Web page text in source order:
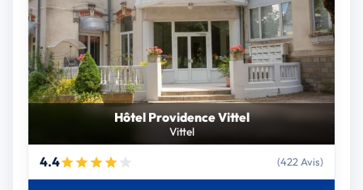
Hôtel Providence Vittel
Vittel
4.4 (422 Avis)